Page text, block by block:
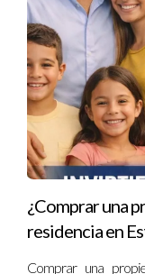
mercado
construiremos tu
¿Comprar una
residencia en
Comprar una